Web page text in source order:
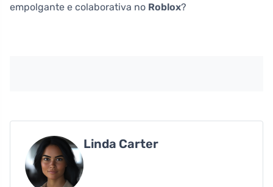
empolgante e colaborativa no Roblox?
Linda Carter